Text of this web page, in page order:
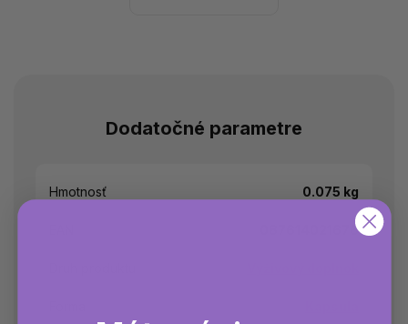
Dodatočné parametre
Hmotnosť 0.075 kg
087614021676